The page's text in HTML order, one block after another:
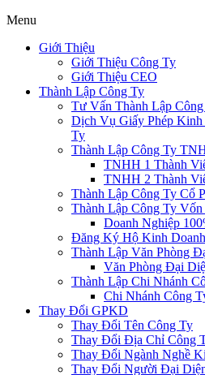
Menu
Giới Thiệu
Giới Thiệu Công Ty
Giới Thiệu CEO
Thành Lập Công Ty
Tư Vấn Thành Lập
Dịch Vụ Giấy Phép
Ty
Thành Lập Công Ty
TNHH 1 Thành
TNHH 2 Thành
Thành Lập Công Ty Cổ
Thành Lập Công Ty
Doanh Nghiệp
Đăng Ký Hộ Kinh
Thành Lập Văn Phòng
Văn Phòng Đại
Thành Lập Chi Nhánh
Chi Nhánh Công
Thay Đổi GPKD
Thay Đổi Tên Công Ty
Thay Đổi Địa Chỉ Công
Thay Đổi Ngành Nghề
Thay Đổi Người Đại